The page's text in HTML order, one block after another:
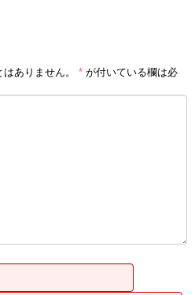
ありません。 * が付いている欄は必